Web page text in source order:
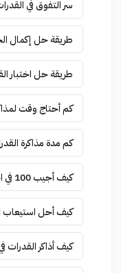
سر التفوق في
طريقة حل إكمال
طريقة حل اختبار
كم أحتاج وقت
كم مدة مذاكرة
كيف أجيب 100 في اختبار القدرات
كيف أحل استيعاب
كيف أذاكر القدرات